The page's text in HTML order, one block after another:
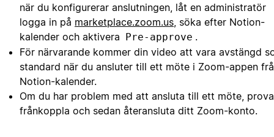
när du konfigurerar anslutningen, låt en administratör
logga in på marketplace.zoom.us , söka efter Notion-
kalender och aktivera Pre-approve .
För närvarande kommer din video att vara avstängd
standard när du ansluter till ett möte i Zoom-appen
Notion-kalender.
Om du har problem med att ansluta till ett möte,
frånkoppla och sedan återansluta ditt Zoom-konto.